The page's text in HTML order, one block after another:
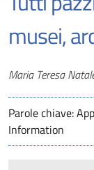
musei,
Autori
Maria Teresa
Parole chiave:
Information